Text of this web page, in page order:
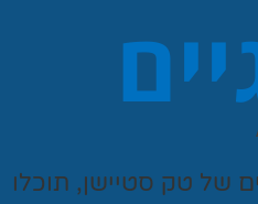
של טק סטיישן, תוכלו